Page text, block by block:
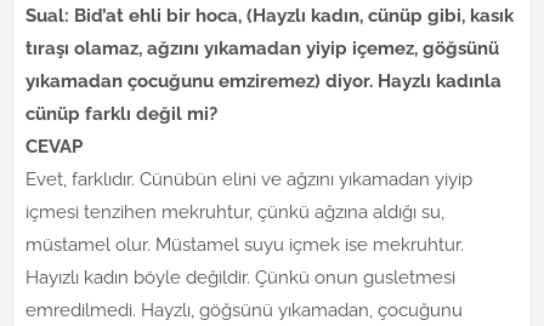
Sual: Bid’at ehli bir hoca, (Hayzlı kadın, cünüp gibi, kasık
tıraşı olamaz, ağzını yıkamadan yiyip içemez, göğsünü
yıkamadan çocuğunu emziremez) diyor. Hayzlı kadınla
cünüp farklı değil mi?
CEVAP
Evet, farklıdır. Cünübün elini ve ağzını yıkamadan yiyip
içmesi tenzihen mekruhtur, çünkü ağzına aldığı su,
müstamel olur. Müstamel suyu içmek ise mekruhtur.
Hayızlı kadın böyle değildir. Çünkü onun gusletmesi
emredilmedi. Hayzlı, göğsünü yıkamadan, çocuğunu